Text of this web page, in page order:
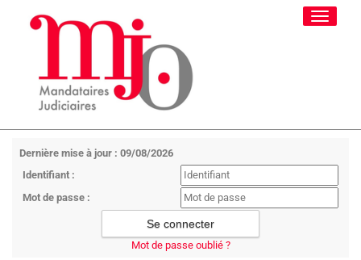
Toggle
Dernière mise à jour : 09/08/2026
Identifiant :
Mot de passe :
Mot de passe oublié ?